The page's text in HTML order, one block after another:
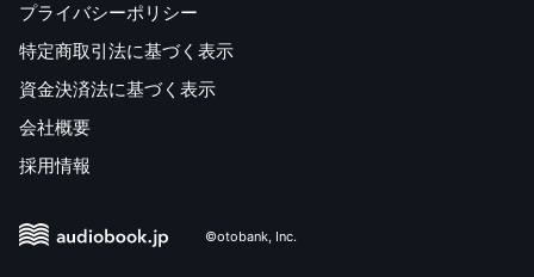
プライバシーポリシー
特定商取引法に基づく表示
資金決済法に基づく表示
会社概要
採用情報
©otobank, Inc.